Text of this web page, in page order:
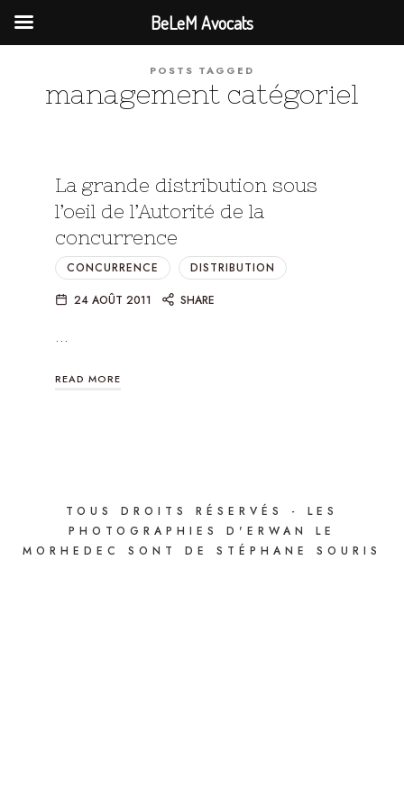
POSTS TAGGED
management catégoriel
La grande distribution sous
l’oeil de l’Autorité de la
concurrence
CONCURRENCE
DISTRIBUTION
24 AOÛT 2011
SHARE
…
READ MORE
TOUS DROITS RÉSERVÉS - LES
PHOTOGRAPHIES D'ERWAN LE
MORHEDEC SONT DE STÉPHANE SOURIS
BeLeM Avocats